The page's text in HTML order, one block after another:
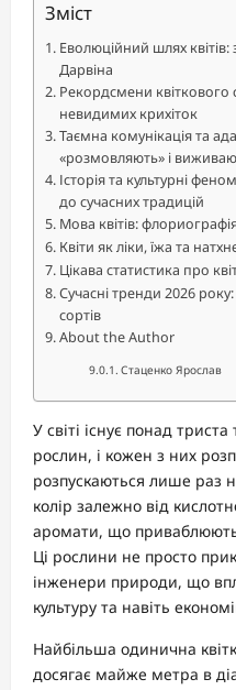
Зміст
Еволюційний шлях квітів:
Дарвіна
Рекордсмени квіткового
невидимих крихіток
Таємна комунікація та
«розмовляють» і
Історія та культурні
до сучасних традицій
Мова квітів:
Квіти як ліки, їжа та
Цікава статистика про
Сучасні тренди 2026
сортів
About the Author
Стаценко Ярослав
У світі існує понад
рослин, і кожен з них
розпускаються лише раз
колір залежно від
аромати, що приваблюють
Ці рослини не просто
інженери природи, що
культуру та навіть
Найбільша одинична
досягає майже метра в